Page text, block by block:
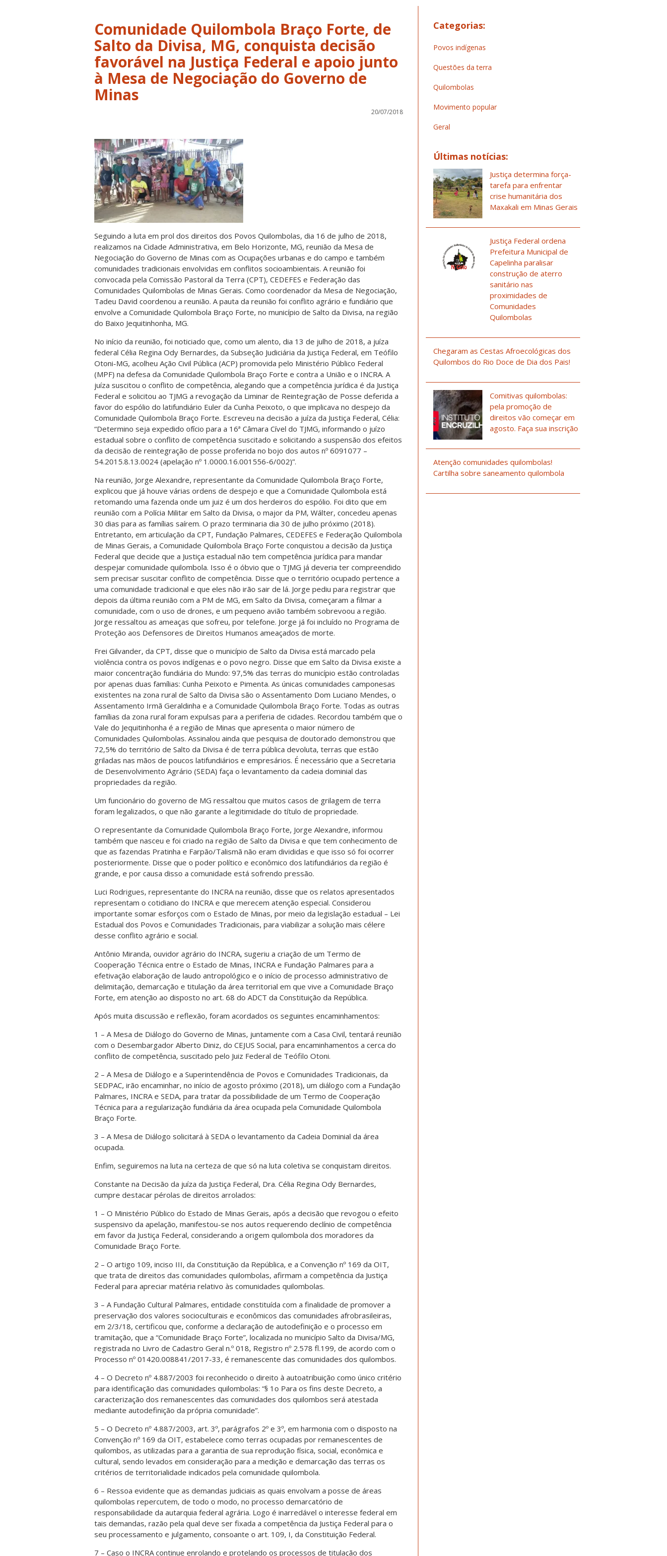
Comunidade Quilombola Braço Forte, de
Salto da Divisa, MG, conquista decisão
favorável na Justiça Federal e apoio junto
à Mesa de Negociação do Governo de
Minas
20/07/2018
Seguindo a luta em prol dos direitos dos Povos Quilombolas, dia 16 de julho de 2018,
realizamos na Cidade Administrativa, em Belo Horizonte, MG, reunião da Mesa de
Negociação do Governo de Minas com as Ocupações urbanas e do campo e também
comunidades tradicionais envolvidas em conflitos socioambientais. A reunião foi
convocada pela Comissão Pastoral da Terra (CPT), CEDEFES e Federação das
Comunidades Quilombolas de Minas Gerais. Como coordenador da Mesa de Negociação,
Tadeu David coordenou a reunião. A pauta da reunião foi conflito agrário e fundiário que
envolve a Comunidade Quilombola Braço Forte, no município de Salto da Divisa, na região
do Baixo Jequitinhonha, MG.
No início da reunião, foi noticiado que, como um alento, dia 13 de julho de 2018, a juíza
federal Célia Regina Ody Bernardes, da Subseção Judiciária da Justiça Federal, em Teófilo
Otoni-MG, acolheu Ação Civil Pública (ACP) promovida pelo Ministério Público Federal
(MPF) na defesa da Comunidade Quilombola Braço Forte e contra a União e o INCRA. A
juíza suscitou o conflito de competência, alegando que a competência jurídica é da Justiça
Federal e solicitou ao TJMG a revogação da Liminar de Reintegração de Posse deferida a
favor do espólio do latifundiário Euler da Cunha Peixoto, o que implicava no despejo da
Comunidade Quilombola Braço Forte. Escreveu na decisão a juíza da Justiça Federal, Célia:
“Determino seja expedido ofício para a 16ª Câmara Cível do TJMG, informando o juízo
estadual sobre o conflito de competência suscitado e solicitando a suspensão dos efeitos
da decisão de reintegração de posse proferida no bojo dos autos nº 6091077 –
54.2015.8.13.0024 (apelação nº 1.0000.16.001556-6/002)”.
Na reunião, Jorge Alexandre, representante da Comunidade Quilombola Braço Forte,
explicou que já houve várias ordens de despejo e que a Comunidade Quilombola está
retomando uma fazenda onde um juiz é um dos herdeiros do espólio. Foi dito que em
reunião com a Polícia Militar em Salto da Divisa, o major da PM, Wálter, concedeu apenas
30 dias para as famílias saírem. O prazo terminaria dia 30 de julho próximo (2018).
Entretanto, em articulação da CPT, Fundação Palmares, CEDEFES e Federação Quilombola
de Minas Gerais, a Comunidade Quilombola Braço Forte conquistou a decisão da Justiça
Federal que decide que a Justiça estadual não tem competência jurídica para mandar
despejar comunidade quilombola. Isso é o óbvio que o TJMG já deveria ter compreendido
sem precisar suscitar conflito de competência. Disse que o território ocupado pertence a
uma comunidade tradicional e que eles não irão sair de lá. Jorge pediu para registrar que
depois da última reunião com a PM de MG, em Salto da Divisa, começaram a filmar a
comunidade, com o uso de drones, e um pequeno avião também sobrevoou a região.
Jorge ressaltou as ameaças que sofreu, por telefone. Jorge já foi incluído no Programa de
Proteção aos Defensores de Direitos Humanos ameaçados de morte.
Frei Gilvander, da CPT, disse que o município de Salto da Divisa está marcado pela
violência contra os povos indígenas e o povo negro. Disse que em Salto da Divisa existe a
maior concentração fundiária do Mundo: 97,5% das terras do município estão controladas
por apenas duas famílias: Cunha Peixoto e Pimenta. As únicas comunidades camponesas
existentes na zona rural de Salto da Divisa são o Assentamento Dom Luciano Mendes, o
Assentamento Irmã Geraldinha e a Comunidade Quilombola Braço Forte. Todas as outras
famílias da zona rural foram expulsas para a periferia de cidades. Recordou também que o
Vale do Jequitinhonha é a região de Minas que apresenta o maior número de
Comunidades Quilombolas. Assinalou ainda que pesquisa de doutorado demonstrou que
72,5% do território de Salto da Divisa é de terra pública devoluta, terras que estão
griladas nas mãos de poucos latifundiários e empresários. É necessário que a Secretaria
de Desenvolvimento Agrário (SEDA) faça o levantamento da cadeia dominial das
propriedades da região.
Um funcionário do governo de MG ressaltou que muitos casos de grilagem de terra
foram legalizados, o que não garante a legitimidade do título de propriedade.
O representante da Comunidade Quilombola Braço Forte, Jorge Alexandre, informou
também que nasceu e foi criado na região de Salto da Divisa e que tem conhecimento de
que as fazendas Pratinha e Farpão/Talismã não eram divididas e que isso só foi ocorrer
posteriormente. Disse que o poder político e econômico dos latifundiários da região é
grande, e por causa disso a comunidade está sofrendo pressão.
Luci Rodrigues, representante do INCRA na reunião, disse que os relatos apresentados
representam o cotidiano do INCRA e que merecem atenção especial. Considerou
importante somar esforços com o Estado de Minas, por meio da legislação estadual – Lei
Estadual dos Povos e Comunidades Tradicionais, para viabilizar a solução mais célere
desse conflito agrário e social.
Antônio Miranda, ouvidor agrário do INCRA, sugeriu a criação de um Termo de
Cooperação Técnica entre o Estado de Minas, INCRA e Fundação Palmares para a
efetivação elaboração de laudo antropológico e o início de processo administrativo de
delimitação, demarcação e titulação da área territorial em que vive a Comunidade Braço
Forte, em atenção ao disposto no art. 68 do ADCT da Constituição da República.
Após muita discussão e reflexão, foram acordados os seguintes encaminhamentos:
1 – A Mesa de Diálogo do Governo de Minas, juntamente com a Casa Civil, tentará reunião
com o Desembargador Alberto Diniz, do CEJUS Social, para encaminhamentos a cerca do
conflito de competência, suscitado pelo Juiz Federal de Teófilo Otoni.
2 – A Mesa de Diálogo e a Superintendência de Povos e Comunidades Tradicionais, da
SEDPAC, irão encaminhar, no início de agosto próximo (2018), um diálogo com a Fundação
Palmares, INCRA e SEDA, para tratar da possibilidade de um Termo de Cooperação
Técnica para a regularização fundiária da área ocupada pela Comunidade Quilombola
Braço Forte.
3 – A Mesa de Diálogo solicitará à SEDA o levantamento da Cadeia Dominial da área
ocupada.
Enfim, seguiremos na luta na certeza de que só na luta coletiva se conquistam direitos.
Constante na Decisão da juíza da Justiça Federal, Dra. Célia Regina Ody Bernardes,
cumpre destacar pérolas de direitos arrolados:
1 – O Ministério Público do Estado de Minas Gerais, após a decisão que revogou o efeito
suspensivo da apelação, manifestou-se nos autos requerendo declínio de competência
em favor da Justiça Federal, considerando a origem quilombola dos moradores da
Comunidade Braço Forte.
2 – O artigo 109, inciso III, da Constituição da República, e a Convenção nº 169 da OIT,
que trata de direitos das comunidades quilombolas, afirmam a competência da Justiça
Federal para apreciar matéria relativo às comunidades quilombolas.
3 – A Fundação Cultural Palmares, entidade constituída com a finalidade de promover a
preservação dos valores socioculturais e econômicos das comunidades afrobrasileiras,
em 2/3/18, certificou que, conforme a declaração de autodefinição e o processo em
tramitação, que a “Comunidade Braço Forte”, localizada no município Salto da Divisa/MG,
registrada no Livro de Cadastro Geral n.º 018, Registro nº 2.578 fl.199, de acordo com o
Processo nº 01420.008841/2017-33, é remanescente das comunidades dos quilombos.
4 – O Decreto nº 4.887/2003 foi reconhecido o direito à autoatribuição como único critério
para identificação das comunidades quilombolas: “§ 1o Para os fins deste Decreto, a
caracterização dos remanescentes das comunidades dos quilombos será atestada
mediante autodefinição da própria comunidade”.
5 – O Decreto nº 4.887/2003, art. 3º, parágrafos 2º e 3º, em harmonia com o disposto na
Convenção nº 169 da OIT, estabelece como terras ocupadas por remanescentes de
quilombos, as utilizadas para a garantia de sua reprodução física, social, econômica e
cultural, sendo levados em consideração para a medição e demarcação das terras os
critérios de territorialidade indicados pela comunidade quilombola.
6 – Ressoa evidente que as demandas judiciais as quais envolvam a posse de áreas
quilombolas repercutem, de todo o modo, no processo demarcatório de
responsabilidade da autarquia federal agrária. Logo é inarredável o interesse federal em
tais demandas, razão pela qual deve ser fixada a competência da Justiça Federal para o
seu processamento e julgamento, consoante o art. 109, I, da Constituição Federal.
7 – Caso o INCRA continue enrolando e protelando os processos de titulação dos
Categorias:
Povos indígenas
Questões da terra
Quilombolas
Movimento popular
Geral
Últimas notícias:
Justiça determina força-
tarefa para enfrentar
crise humanitária dos
Maxakali em Minas Gerais
Justiça Federal ordena
Prefeitura Municipal de
Capelinha paralisar
construção de aterro
sanitário nas
proximidades de
Comunidades
Quilombolas
Chegaram as Cestas Afroecológicas dos
Quilombos do Rio Doce de Dia dos Pais!
Comitivas quilombolas:
pela promoção de
direitos vão começar em
agosto. Faça sua inscrição
Atenção comunidades quilombolas!
Cartilha sobre saneamento quilombola